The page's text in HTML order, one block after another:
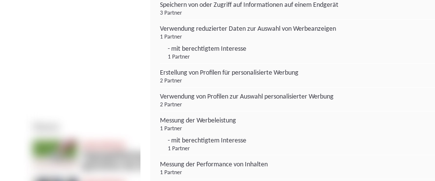
Speichern von oder Zugriff auf Informationen auf einem Endgerät
3 Partner
Verwendung reduzierter Daten zur Auswahl von Werbeanzeigen
1 Partner
- mit berechtigtem Interesse
1 Partner
Erstellung von Profilen für personalisierte Werbung
2 Partner
Verwendung von Profilen zur Auswahl personalisierter Werbung
2 Partner
Messung der Werbeleistung
1 Partner
- mit berechtigtem Interesse
1 Partner
Messung der Performance von Inhalten
1 Partner